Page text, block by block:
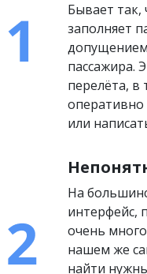
Бывает так,
заполняет
пассажира.
перелёта, в
оперативно
или
На
интерфейс,
очень
нашем же
найти